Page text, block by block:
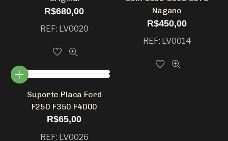
R$680,00
REF: LV0020
Nagano
R$450,00
REF: LV0014
Suporte Placa Ford
F250 F350 F4000
R$65,00
REF: LV0026